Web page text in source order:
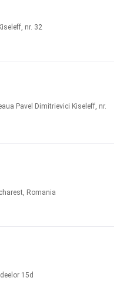
nr. 32
Pavel Dimitrievici Kiseleff, nr.
Romania
15d